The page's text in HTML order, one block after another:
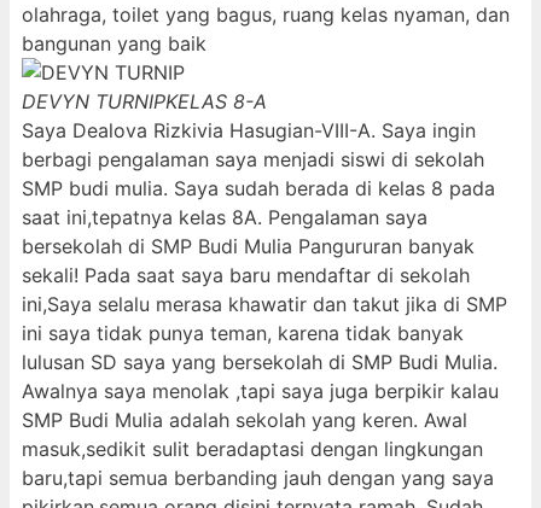
olahraga, toilet yang bagus, ruang kelas nyaman, dan
bangunan yang baik
DEVYN TURNIPKELAS 8-A
Saya Dealova Rizkivia Hasugian-VIII-A. Saya ingin
berbagi pengalaman saya menjadi siswi di sekolah
SMP budi mulia. Saya sudah berada di kelas 8 pada
saat ini,tepatnya kelas 8A. Pengalaman saya
bersekolah di SMP Budi Mulia Pangururan banyak
sekali! Pada saat saya baru mendaftar di sekolah
ini,Saya selalu merasa khawatir dan takut jika di SMP
ini saya tidak punya teman, karena tidak banyak
lulusan SD saya yang bersekolah di SMP Budi Mulia.
Awalnya saya menolak ,tapi saya juga berpikir kalau
SMP Budi Mulia adalah sekolah yang keren. Awal
masuk,sedikit sulit beradaptasi dengan lingkungan
baru,tapi semua berbanding jauh dengan yang saya